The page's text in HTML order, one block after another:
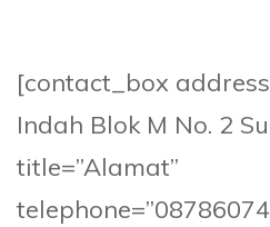
[contact_box
Indah Blok M No. 2
title=”Alamat”